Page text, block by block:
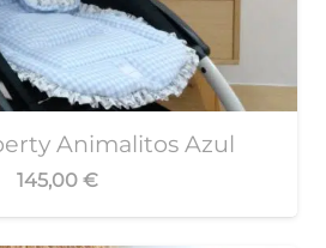
Animalitos Azul
145,00 €